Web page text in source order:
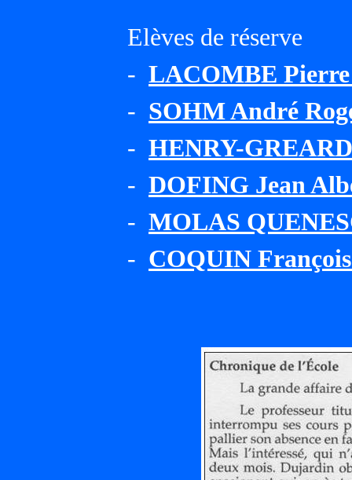
Elèves de réserve
- LACOMBE
- SOHM André
- HENRY-
- DOFING Jean
- MOLAS
- COQUIN